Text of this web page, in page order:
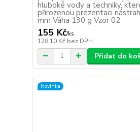
hluboké vody a techniky,
přirozenou prezentaci
mm Váha 130 g Vzor 02
155 Kč/ks
128,10 Kč bez DPH
Přidat do
Novinka